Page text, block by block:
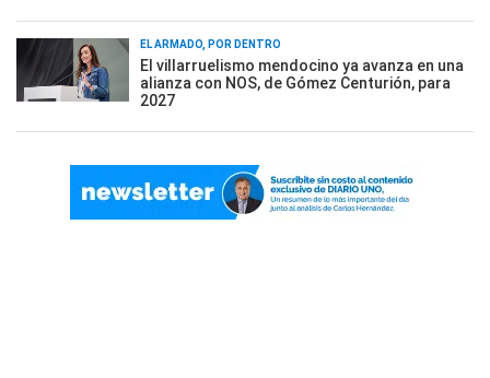
EL ARMADO, POR DENTRO
El villarruelismo mendocino ya avanza en una
alianza con NOS, de Gómez Centurión, para
2027